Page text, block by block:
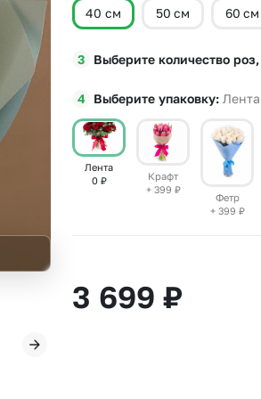
Insta букеты
Все категории
40 см 50 см 60 см
Выберите количество
Выберите упаковку Лента
Лента
0 ₽
Крафт
+ 399 ₽
Фетр
+ 399 ₽
3 699 ₽